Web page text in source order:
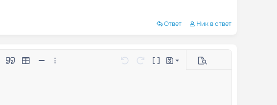
Ответ Ник в ответ
ЦитатаВставить таблицу
Вставить горизонтальную линию
Дополнительные параметры...
Отменить
Повторить
Переключение BB-кодов
Черновики
Сохранить черновик